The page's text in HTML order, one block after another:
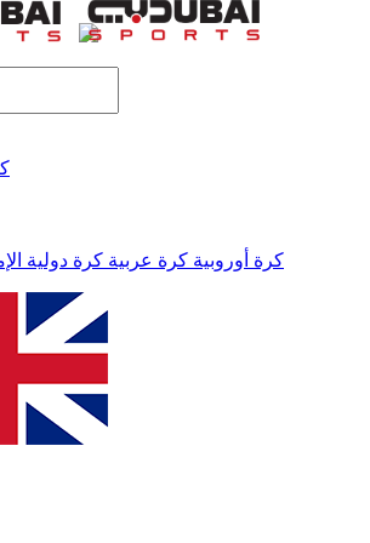
كرة أوروبية كرة عربية كرة دولية